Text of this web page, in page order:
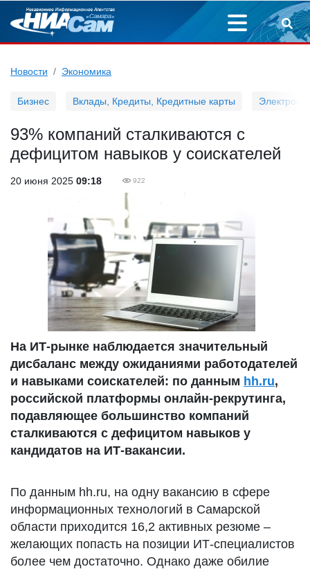
Новости Экономика
Бизнес Вклады, Кредиты, Кредитные карты
93% компаний сталкиваются с
дефицитом навыков у соискателей
20 июня 2025 09:18 922
На ИТ-рынке наблюдается значительный
дисбаланс между ожиданиями работодателей
и навыками соискателей: по данным hh.ru,
российской платформы онлайн-рекрутинга,
подавляющее большинство компаний
сталкиваются с дефицитом навыков у
кандидатов на ИТ-вакансии.
По данным hh.ru, на одну вакансию в сфере
информационных технологий в Самарской
области приходится 16,2 активных резюме –
желающих попасть на позиции ИТ-специалистов
более чем достаточно. Однако даже обилие